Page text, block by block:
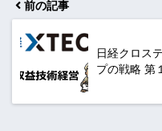
前の記事
日経クロス
プの戦略 第